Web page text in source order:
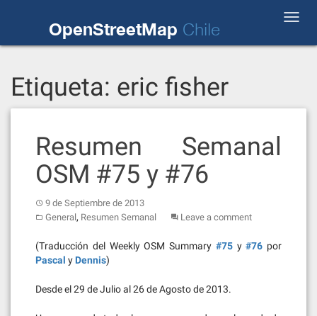
OpenStreetMap Chile
Etiqueta: eric fisher
Resumen Semanal
OSM #75 y #76
9 de Septiembre de 2013
General, Resumen Semanal Leave a comment
(Traducción del Weekly OSM Summary #75y#76 por
Pascal y Dennis)
Desde el 29 de Julio al 26 de Agosto de 2013.